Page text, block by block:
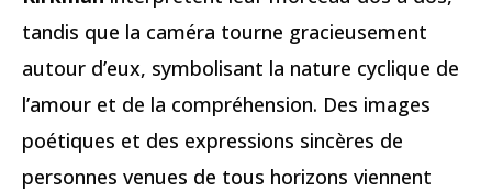
tandis que la caméra tourne gracieusement
autour d’eux, symbolisant la nature cyclique de
l’amour et de la compréhension. Des images
poétiques et des expressions sincères de
personnes venues de tous horizons viennent